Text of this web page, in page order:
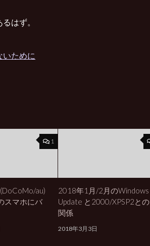
はず。
いために
1
au)
スマホにバ
2018年1月/2月のWindows
Update と2000/XPSP2との
関係
2018年3月3日